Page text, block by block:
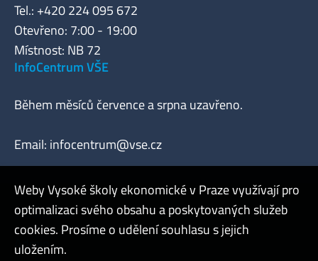
Tel.: +420 224 095 672
Otevřeno: 7:00 - 19:00
Místnost: NB 72
InfoCentrum VŠE
Během měsíců července a srpna uzavřeno.
Email: infocentrum@vse.cz
Webmaster
Admin
Weby Vysoké školy ekonomické v Praze využívají pro
optimalizaci svého obsahu a poskytovaných služeb
cookies. Prosíme o udělení souhlasu s jejich
uložením.